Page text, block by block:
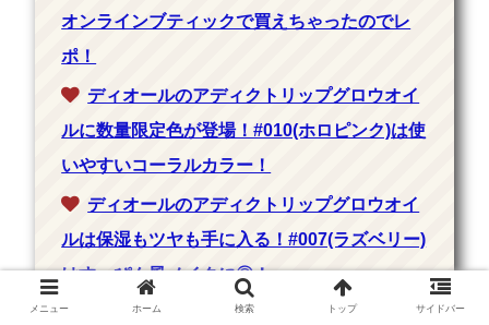
オンラインブティックで買えちゃったのでレ
ポ！
ディオールのアディクトリップグロウオイ
ルに数量限定色が登場！#010(ホロピンク)は使
いやすいコーラルカラー！
ディオールのアディクトリップグロウオイ
ルは保湿もツヤも手に入る！#007(ラズベリー)
はすっぴん風メイクに◎！
ディオールからペンシルリップが限定登
メニュー ホーム 検索 トップ サイドバー